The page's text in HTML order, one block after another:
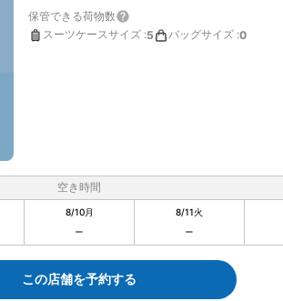
保管できる荷物数
スーツケースサイズ :5 バッグサイズ :0
空き時間
8/10月 8/11火
この店舗を予約する